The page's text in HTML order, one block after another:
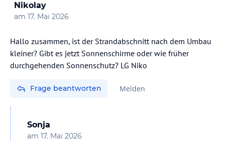
Nikolay
am 17. Mai 2026
Hallo zusammen, ist der Strandabschnitt nach dem Umbau
kleiner? Gibt es jetzt Sonnenschirme oder wie früher
durchgehenden Sonnenschutz? LG Niko
Frage beantworten Melden
Sonja
am 17. Mai 2026